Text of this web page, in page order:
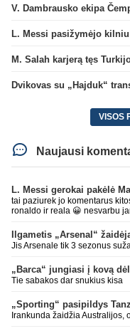
M. Salah karjerą tęs
VISOS
Naujausi
tai paziurek jo komentarus
ronaldo ir reala 😀 nesvarbu
Jis Arsenale tik 3 sezonus
„Barca“ jungiasi į kovą
Tie sabakos dar snukius kisa
Irankunda žaidžia Australijos,